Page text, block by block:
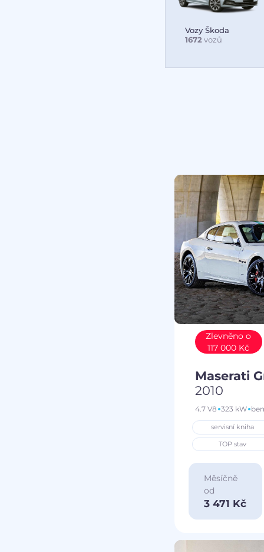
Vozy Škoda
1672vozů
Zlevněno o
117 000 Kč
Maserati
2010
4.7 V8 323 kW
servisní kniha
TOP stav
Měsíčně
od
3 471 Kč